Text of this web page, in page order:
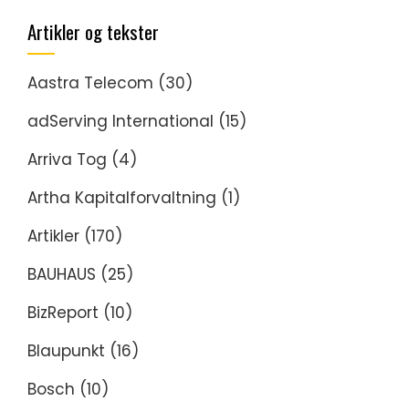
Artikler og tekster
Aastra Telecom (30)
adServing International (15)
Arriva Tog (4)
Artha Kapitalforvaltning (1)
Artikler (170)
BAUHAUS (25)
BizReport (10)
Blaupunkt (16)
Bosch (10)